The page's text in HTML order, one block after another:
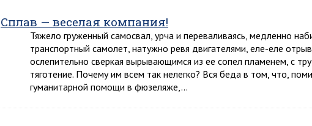
Сплав — веселая компания!
Тяжело груженный самосвал, урча и переваливаясь, медленно
транспортный самолет, натужно ревя двигателями, еле-еле
ослепительно сверкая вырывающимся из ее сопел пламенем, с
тяготение. Почему им всем так нелегко? Вся беда в том, что,
гуманитарной помощи в фюзеляже,…